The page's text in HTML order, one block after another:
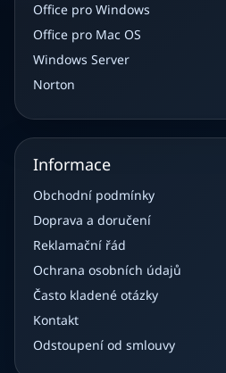
Office pro Windows
Office pro Mac OS
Windows Server
Norton
Informace
Obchodní podmínky
Doprava a doručení
Reklamační řád
Ochrana osobních údajů
Často kladené otázky
Kontakt
Odstoupení od smlouvy